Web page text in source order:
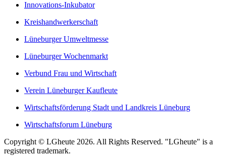
Innovations-Inkubator
Kreishandwerkerschaft
Lüneburger Umweltmesse
Lüneburger Wochenmarkt
Verbund Frau und Wirtschaft
Verein Lüneburger Kaufleute
Wirtschaftsförderung Stadt und Landkreis Lüneburg
Wirtschaftsforum Lüneburg
Copyright © LGheute 2026. All Rights Reserved. "LGheute" is a
registered trademark.